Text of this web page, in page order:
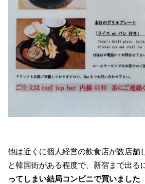
他は近くに個人経営の飲食店が数店舗
と韓国街がある程度で、新宿まで出る
ってしまい結局コンビニで買いました